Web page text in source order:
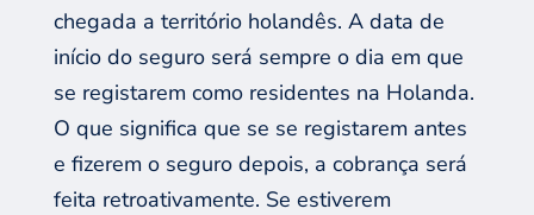
chegada a território holandês. A data de
início do seguro será sempre o dia em que
se registarem como residentes na Holanda.
O que significa que se se registarem antes
e fizerem o seguro depois, a cobrança será
feita retroativamente. Se estiverem